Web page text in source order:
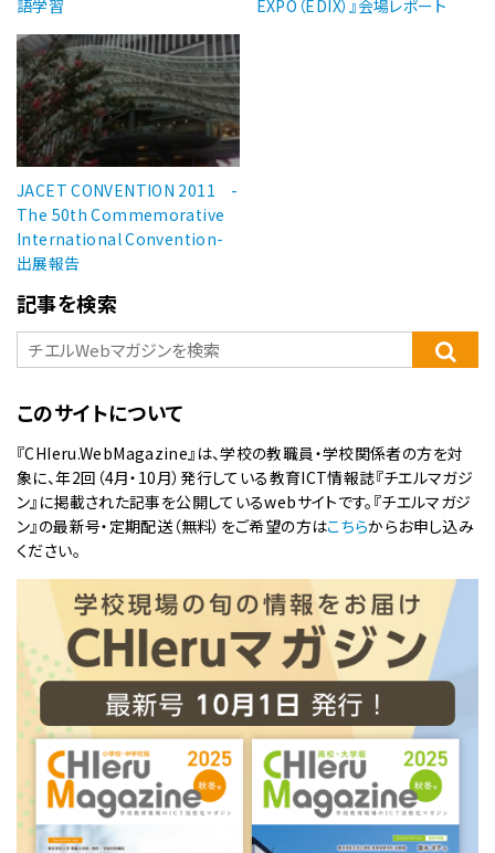
語学習
EXPO（EDIX）』会場レポート
JACET CONVENTION 2011 -
The 50th Commemorative
International Convention-
出展報告
記事を検索
このサイトについて
『CHIeru.WebMagazine』は、学校の教職員・学校関係者の方を対
象に、年2回（4月・10月）発行している教育ICT情報誌『チエルマガジ
ン』に掲載された記事を公開しているwebサイトです。『チエルマガジ
ン』の最新号・定期配送（無料）をご希望の方はこちらからお申し込み
ください。